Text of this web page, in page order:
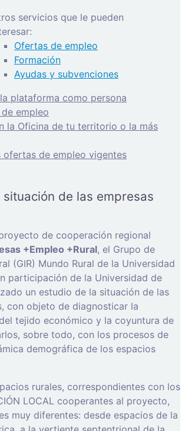
servicios que le pueden
Ofertas de empleo
Formación
Ayudas y subvenciones
plataforma como persona
empleo
la Oficina de tu territorio o la más
ofertas de empleo vigentes
situación de las empresas
de cooperación regional
+Empleo +Rural, el Grupo de
(GIR) Mundo Rural de la Universidad
participación de la Universidad de
un estudio de la situación de las
con objeto de diagnosticar la
tejido económico y la coyuntura de
sobre todo, con los procesos de
demográfica de los espacios
rurales, correspondientes con los
LOCAL cooperantes al proyecto,
muy diferentes: desde espacios de la